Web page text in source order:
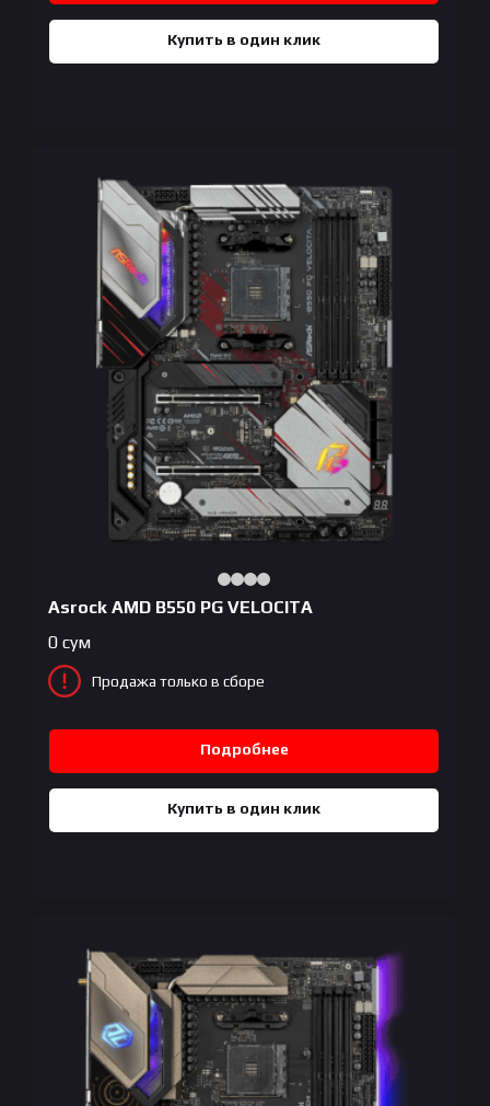
Купить в один клик
Asrock AMD B550 PG VELOCITA
0 сум
Продажа только в сборе
Подробнее
Купить в один клик